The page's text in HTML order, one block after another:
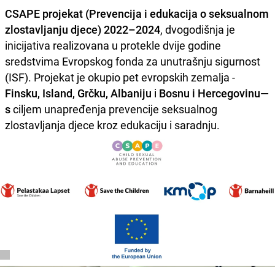
CSAPE projekat (Prevencija i edukacija o seksualnom
zlostavljanju djece) 2022–2024, dvogodišnja je
inicijativa realizovana u protekle dvije godine
sredstvima Evropskog fonda za unutrašnju sigurnost
(ISF). Projekat je okupio pet evropskih zemalja -
Finsku, Island, Grčku, Albaniju i Bosnu i Hercegovinu—
sciljem unapređenja prevencije seksualnog
zlostavljanja djece kroz edukaciju i saradnju.